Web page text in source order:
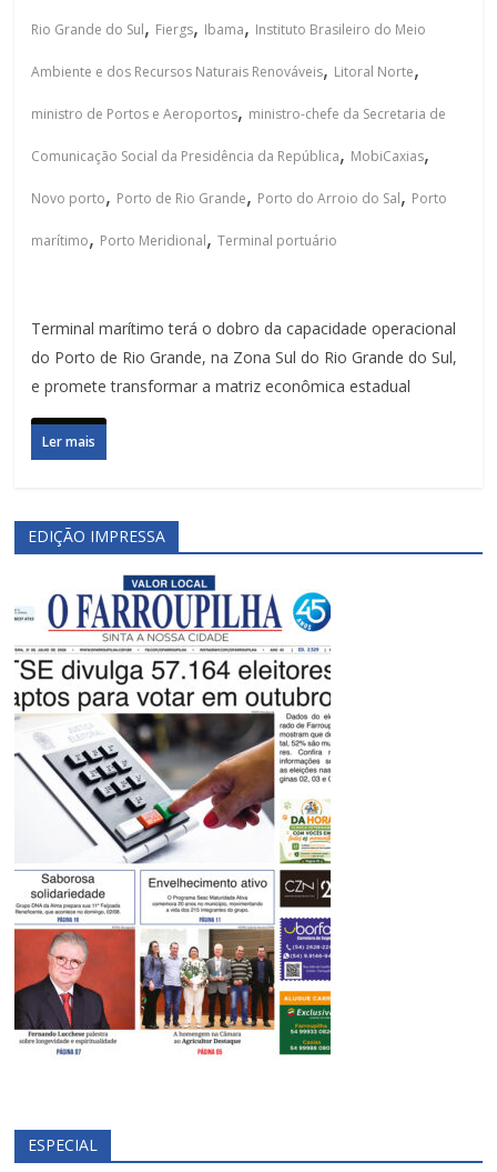
Rio Grande do Sul, Fiergs, Ibama, Instituto Brasileiro do Meio
Ambiente e dos Recursos Naturais Renováveis, Litoral Norte,
ministro de Portos e Aeroportos, ministro-chefe da Secretaria de
Comunicação Social da Presidência da República, MobiCaxias,
Novo porto, Porto de Rio Grande, Porto do Arroio do Sal, Porto
marítimo, Porto Meridional,Terminal portuário
Terminal marítimo terá o dobro da capacidade operacional
do Porto de Rio Grande, na Zona Sul do Rio Grande do Sul,
e promete transformar a matriz econômica estadual
Ler mais
EDIÇÃO IMPRESSA
ESPECIAL